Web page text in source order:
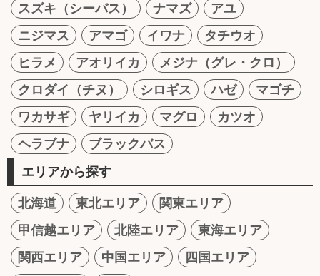
スズキ（シーバス）
ナマズ
アユ
ニジマス
アマゴ イワナ
タチウオ
ヒラメ
アオリイカ
メジナ（グレ・クロ）
クロダイ（チヌ）
シロギス ハゼ
マゴチ
ワカサギ
ヤリイカ マグロ
カツオ
ヘラブナ
ブラックバス
エリアから探す
北海道 東北エリア
関東エリア
甲信越エリア
北陸エリア
東海エリア
関西エリア
中国エリア
四国エリア